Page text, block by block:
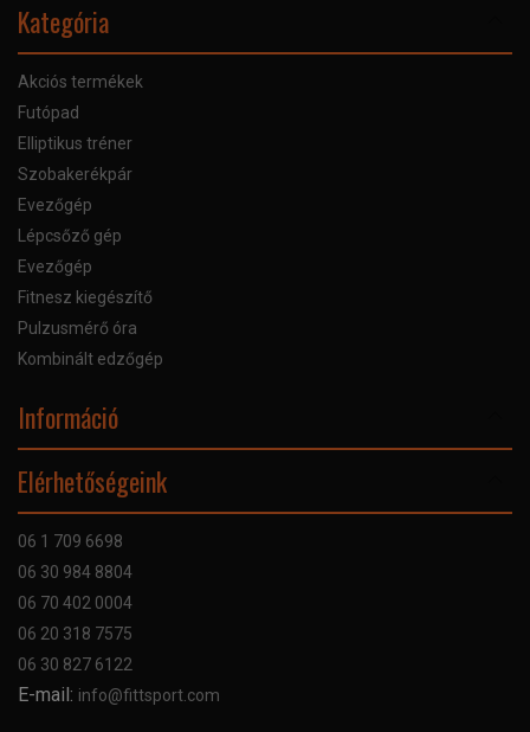
Kategória
Akciós termékek
Futópad
Elliptikus tréner
Szobakerékpár
Evezőgép
Lépcsőző gép
Evezőgép
Fitnesz kiegészítő
Pulzusmérő óra
Kombinált edzőgép
Információ
Bankkártyás fizetés
Elérhetőségeink
06 1 709 6698
06 30 984 8804
06 70 402 0004
06 20 318 7575
06 30 827 6122
E-mail: info@fittsport.com